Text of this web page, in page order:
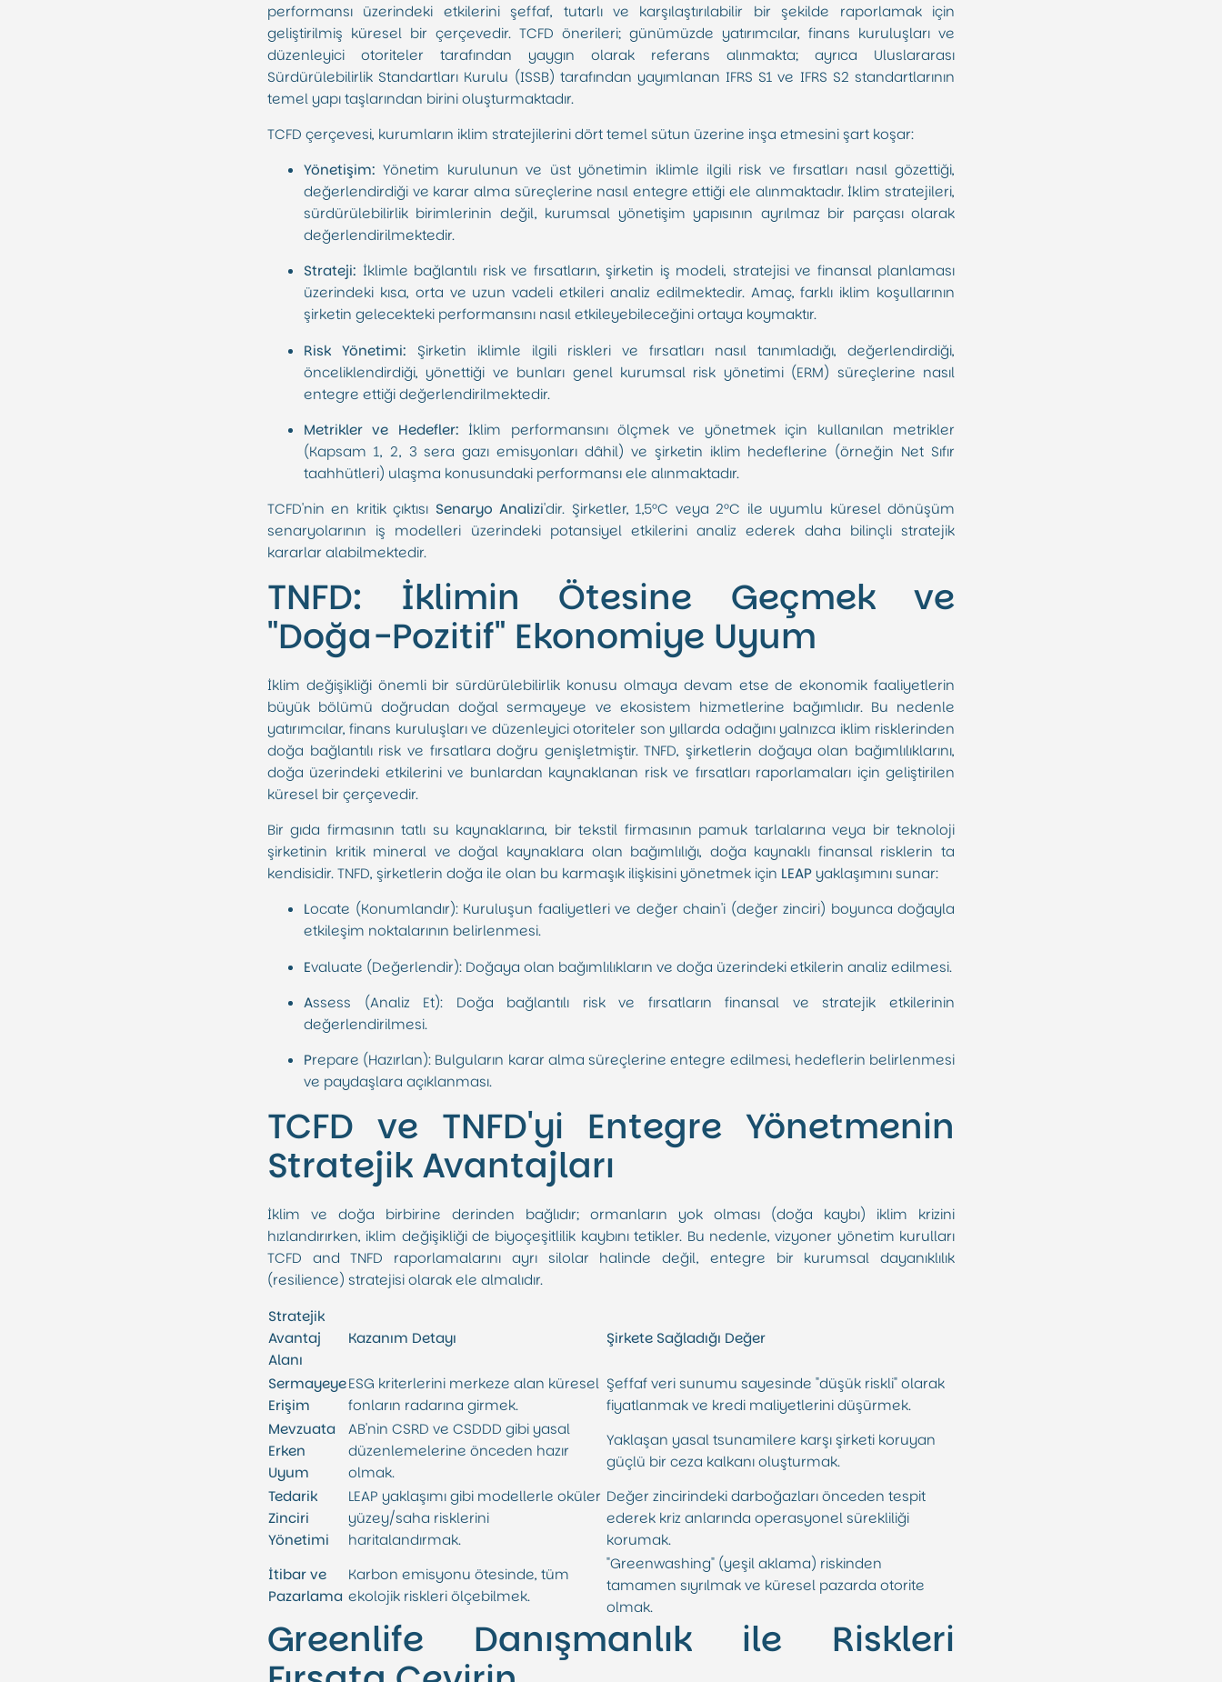
performansı üzerindeki etkilerini şeffaf, tutarlı ve karşılaştırılabilir bir şekilde raporlamak için
geliştirilmiş küresel bir çerçevedir. TCFD önerileri; günümüzde yatırımcılar, finans kuruluşları ve
düzenleyici otoriteler tarafından yaygın olarak referans alınmakta; ayrıca Uluslararası
Sürdürülebilirlik Standartları Kurulu (ISSB) tarafından yayımlanan IFRS S1 ve IFRS S2 standartlarının
temel yapı taşlarından birini oluşturmaktadır.
TCFD çerçevesi, kurumların iklim stratejilerini dört temel sütun üzerine inşa etmesini şart koşar:
Yönetişim: Yönetim kurulunun ve üst yönetimin iklimle ilgili risk ve fırsatları nasıl gözettiği,
değerlendirdiği ve karar alma süreçlerine nasıl entegre ettiği ele alınmaktadır. İklim stratejileri,
sürdürülebilirlik birimlerinin değil, kurumsal yönetişim yapısının ayrılmaz bir parçası olarak
değerlendirilmektedir.
Strateji: İklimle bağlantılı risk ve fırsatların, şirketin iş modeli, stratejisi ve finansal planlaması
üzerindeki kısa, orta ve uzun vadeli etkileri analiz edilmektedir. Amaç, farklı iklim koşullarının
şirketin gelecekteki performansını nasıl etkileyebileceğini ortaya koymaktır.
Risk Yönetimi: Şirketin iklimle ilgili riskleri ve fırsatları nasıl tanımladığı, değerlendirdiği,
önceliklendirdiği, yönettiği ve bunları genel kurumsal risk yönetimi (ERM) süreçlerine nasıl
entegre ettiği değerlendirilmektedir.
Metrikler ve Hedefler: İklim performansını ölçmek ve yönetmek için kullanılan metrikler
(Kapsam 1, 2, 3 sera gazı emisyonları dâhil) ve şirketin iklim hedeflerine (örneğin Net Sıfır
taahhütleri) ulaşma konusundaki performansı ele alınmaktadır.
TCFD'nin en kritik çıktısı Senaryo Analizi'dir. Şirketler, 1,5°C veya 2°C ile uyumlu küresel dönüşüm
senaryolarının iş modelleri üzerindeki potansiyel etkilerini analiz ederek daha bilinçli stratejik
kararlar alabilmektedir.
TNFD: İklimin Ötesine Geçmek ve
"Doğa-Pozitif" Ekonomiye Uyum
İklim değişikliği önemli bir sürdürülebilirlik konusu olmaya devam etse de ekonomik faaliyetlerin
büyük bölümü doğrudan doğal sermayeye ve ekosistem hizmetlerine bağımlıdır. Bu nedenle
yatırımcılar, finans kuruluşları ve düzenleyici otoriteler son yıllarda odağını yalnızca iklim risklerinden
doğa bağlantılı risk ve fırsatlara doğru genişletmiştir. TNFD, şirketlerin doğaya olan bağımlılıklarını,
doğa üzerindeki etkilerini ve bunlardan kaynaklanan risk ve fırsatları raporlamaları için geliştirilen
küresel bir çerçevedir.
Bir gıda firmasının tatlı su kaynaklarına, bir tekstil firmasının pamuk tarlalarına veya bir teknoloji
şirketinin kritik mineral ve doğal kaynaklara olan bağımlılığı, doğa kaynaklı finansal risklerin ta
kendisidir. TNFD, şirketlerin doğa ile olan bu karmaşık ilişkisini yönetmek için LEAP yaklaşımını sunar:
Locate (Konumlandır): Kuruluşun faaliyetleri ve değer chain'i (değer zinciri) boyunca doğayla
etkileşim noktalarının belirlenmesi.
Evaluate (Değerlendir): Doğaya olan bağımlılıkların ve doğa üzerindeki etkilerin analiz edilmesi.
Assess (Analiz Et): Doğa bağlantılı risk ve fırsatların finansal ve stratejik etkilerinin
değerlendirilmesi.
Prepare (Hazırlan): Bulguların karar alma süreçlerine entegre edilmesi, hedeflerin belirlenmesi
ve paydaşlara açıklanması.
TCFD ve TNFD'yi Entegre Yönetmenin
Stratejik Avantajları
İklim ve doğa birbirine derinden bağlıdır; ormanların yok olması (doğa kaybı) iklim krizini
hızlandırırken, iklim değişikliği de biyoçeşitlilik kaybını tetikler. Bu nedenle, vizyoner yönetim kurulları
TCFD and TNFD raporlamalarını ayrı silolar halinde değil, entegre bir kurumsal dayanıklılık
(resilience) stratejisi olarak ele almalıdır.
Stratejik
Avantaj
Alanı
Kazanım Detayı Şirkete Sağladığı Değer
Sermayeye
Erişim
ESG kriterlerini merkeze alan küresel
fonların radarına girmek.
Şeffaf veri sunumu sayesinde "düşük riskli" olarak
fiyatlanmak ve kredi maliyetlerini düşürmek.
Mevzuata
Erken
Uyum
AB'nin CSRD ve CSDDD gibi yasal
düzenlemelerine önceden hazır
olmak.
Yaklaşan yasal tsunamilere karşı şirketi koruyan
güçlü bir ceza kalkanı oluşturmak.
Tedarik
Zinciri
Yönetimi
LEAP yaklaşımı gibi modellerle oküler
yüzey/saha risklerini
haritalandırmak.
Değer zincirindeki darboğazları önceden tespit
ederek kriz anlarında operasyonel sürekliliği
korumak.
İtibar ve
Pazarlama
Karbon emisyonu ötesinde, tüm
ekolojik riskleri ölçebilmek.
"Greenwashing" (yeşil aklama) riskinden
tamamen sıyrılmak ve küresel pazarda otorite
olmak.
Greenlife Danışmanlık ile Riskleri